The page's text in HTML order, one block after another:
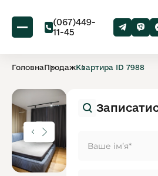
(067)449-
11-45
ГоловнаПродажКвартира ID 7988